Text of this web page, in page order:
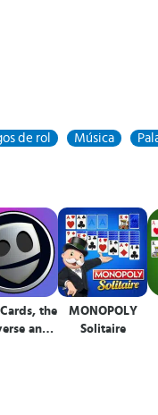
de rol Música
the
and
MONOPOLY
Solitaire